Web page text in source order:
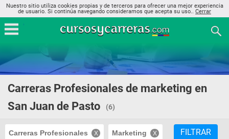
Nuestro sitio utiliza cookies propias y de terceros para ofrecer una mejor experiencia
de usuario. Si continúa navegando consideramos que acepta su uso.. Cerrar
Carreras Profesionales de marketing en
San Juan de Pasto
(6)
Carreras Profesionales Marketing FILTRAR